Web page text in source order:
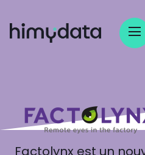
Factolynx est un